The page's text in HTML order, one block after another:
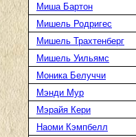
Миша Бартон
Мишель Родригес
Мишель Трахтенберг
Мишель Уильямс
Моника Белуччи
Мэнди Мур
Мэрайя Кери
Наоми Кэмпбелл